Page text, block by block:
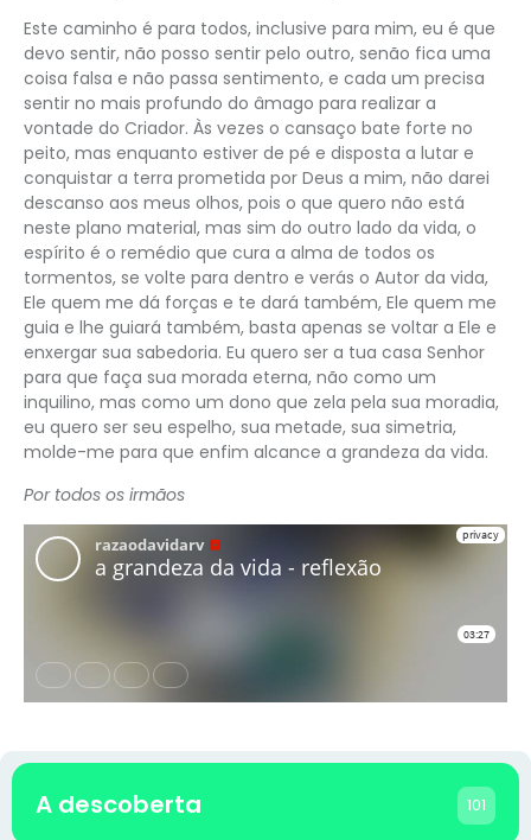
Este caminho é para todos, inclusive para mim, eu é que
devo sentir, não posso sentir pelo outro, senão fica uma
coisa falsa e não passa sentimento, e cada um precisa
sentir no mais profundo do âmago para realizar a
vontade do Criador. Às vezes o cansaço bate forte no
peito, mas enquanto estiver de pé e disposta a lutar e
conquistar a terra prometida por Deus a mim, não darei
descanso aos meus olhos, pois o que quero não está
neste plano material, mas sim do outro lado da vida, o
espírito é o remédio que cura a alma de todos os
tormentos, se volte para dentro e verás o Autor da vida,
Ele quem me dá forças e te dará também, Ele quem me
guia e lhe guiará também, basta apenas se voltar a Ele e
enxergar sua sabedoria. Eu quero ser a tua casa Senhor
para que faça sua morada eterna, não como um
inquilino, mas como um dono que zela pela sua moradia,
eu quero ser seu espelho, sua metade, sua simetria,
molde-me para que enfim alcance a grandeza da vida.
Por todos os irmãos
A descoberta 101